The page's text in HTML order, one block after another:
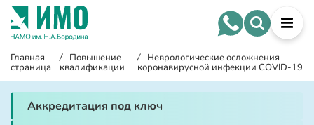
Главная
страница
/ Повышение
квалификации
/ Неврологические осложнения
коронавирусной инфекции COVID-19
Аккредитация под ключ